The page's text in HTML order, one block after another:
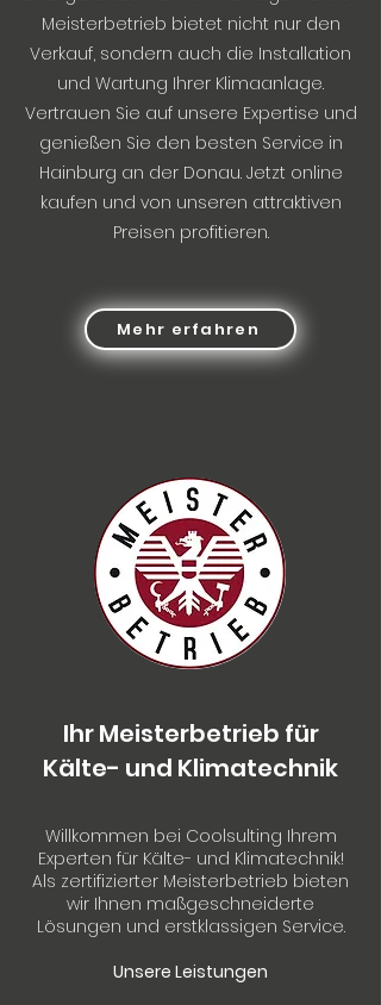
Meisterbetrieb bietet nicht nur den
Verkauf, sondern auch die Installation
und Wartung Ihrer Klimaanlage.
Vertrauen Sie auf unsere Expertise und
genießen Sie den besten Service in
Hainburg an der Donau. Jetzt online
kaufen und von unseren attraktiven
Preisen profitieren.
Mehr erfahren
Ihr Meisterbetrieb für
Kälte- und Klimatechnik
Willkommen bei Coolsulting Ihrem
Experten für Kälte- und Klimatechnik!
Als zertifizierter Meisterbetrieb bieten
wir Ihnen maßgeschneiderte
Lösungen und erstklassigen Service.
Unsere Leistungen